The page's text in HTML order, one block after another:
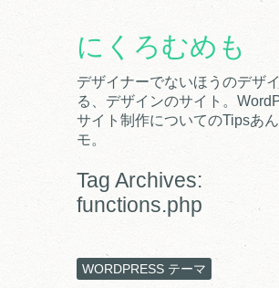
にくろむめも
デザイナーでないほうのデザ
る、デザインのサイト。
サイト制作についてのTipsあ
モ。
Tag Archives:
functions.php
WORDPRESS テーマ